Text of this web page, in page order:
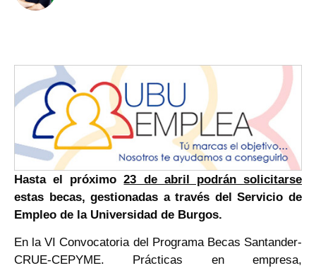
Hasta el próximo23 de abril podrán solicitarse
estas becas, gestionadas a través del Servicio de
Empleo de la Universidad de Burgos.
En la VI Convocatoria del Programa Becas Santander-
CRUE-CEPYME. Prácticas en empresa,